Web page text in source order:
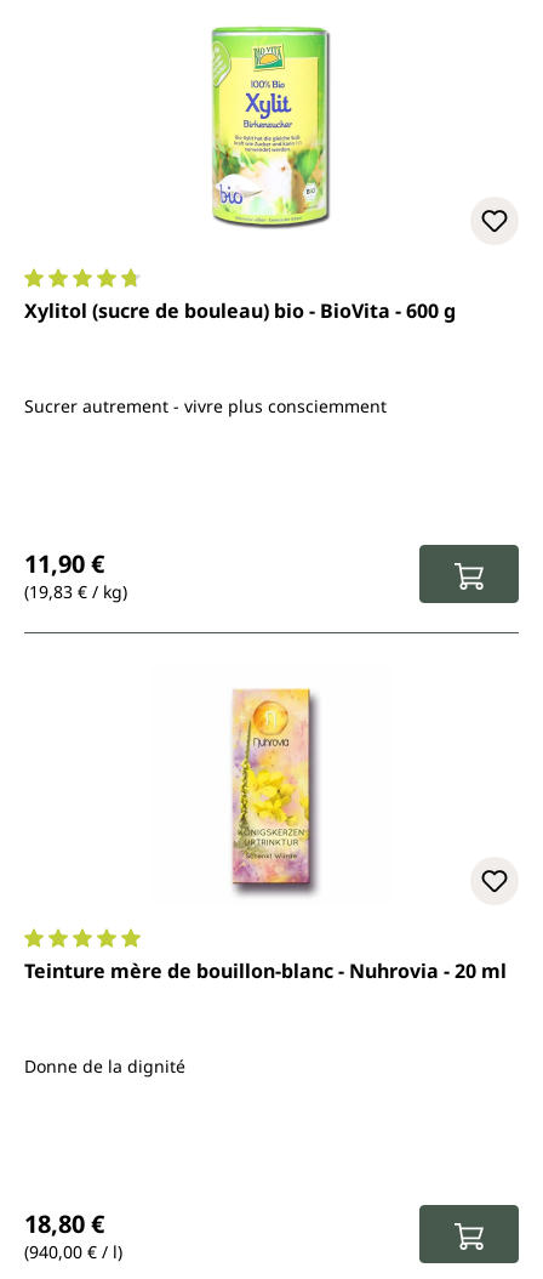
Note moyenne de 4.8 sur 5 étoiles
Xylitol (sucre de bouleau) bio - BioVita - 600 g
Sucrer autrement - vivre plus consciemment
11,90 €
(19,83 € / kg)
Note moyenne de 5 sur 5 étoiles
Teinture mère de bouillon-blanc - Nuhrovia - 20 ml
Donne de la dignité
18,80 €
(940,00 € / l)